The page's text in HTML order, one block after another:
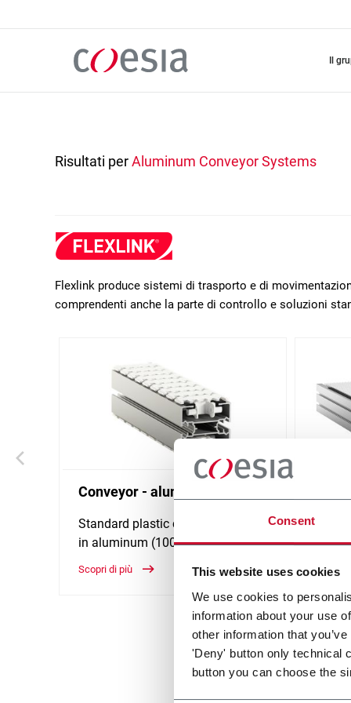
Consent
This website uses cookies
We use cookies to
information about your use
other information that
'Deny' button only technical
button you can choose the
il
Risultati perAluminum Conveyor Systems
Flexlink produce sistemi di trasporto e di
comprendenti anche la parte di controllo e soluzioni
Conveyor - aluminum
Standard plastic chain conveyor
in aluminum (1000 ppm)
Scopri di più
Belt
Scopri